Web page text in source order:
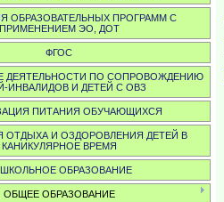
ОБРАЗОВАТЕЛЬНЫХ ПРОГРАММ С
ПРИМЕНЕНИЕМ ЭО, ДОТ
ФГОС
ДЕЯТЕЛЬНОСТИ ПО СОПРОВОЖДЕНИЮ
ИНВАЛИДОВ И ДЕТЕЙ С ОВЗ
ПИТАНИЯ ОБУЧАЮЩИХСЯ
ОТДЫХА И ОЗДОРОВЛЕНИЯ ДЕТЕЙ В
КАНИКУЛЯРНОЕ ВРЕМЯ
ОБРАЗОВАНИЕ
ОБЩЕЕ ОБРАЗОВАНИЕ